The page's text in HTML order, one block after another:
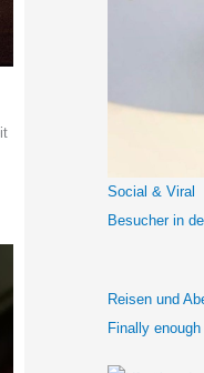
h
Social & Viral
Besucher in
Reisen und
Finally